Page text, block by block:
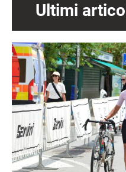
Ultimi
Immagine